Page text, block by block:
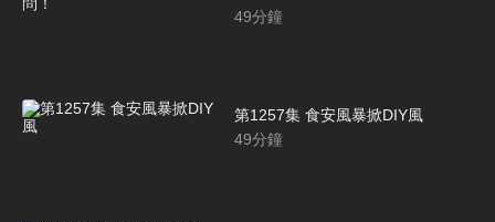
49分鐘
第1257集 食安風暴掀DIY風
49分鐘